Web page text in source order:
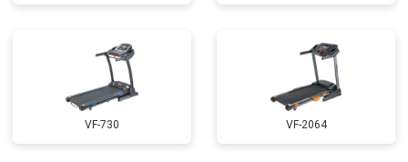
VF-730 VF-2064